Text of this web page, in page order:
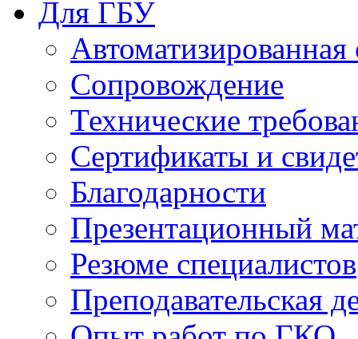
Для ГБУ
Сопровождение
Технические
Сертификаты и
Благодарности
Презентационный
Резюме специалистов
Преподавательская